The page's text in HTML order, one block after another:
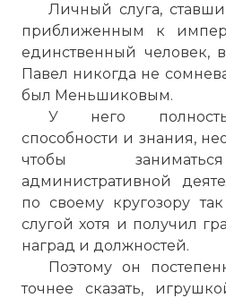
Личный слуга,
приближенным к
единственный человек,
Павел никогда не
был Меньшиковым.
У него
способности и знания,
чтобы
административной
по своему кругозору
слугой хотя и получил
наград и должностей.
Поэтому он
точнее сказать,